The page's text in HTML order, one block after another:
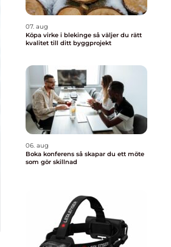
07. aug
Köpa virke i blekinge så väljer du rätt
kvalitet till ditt byggprojekt
06. aug
Boka konferens så skapar du ett möte
som gör skillnad